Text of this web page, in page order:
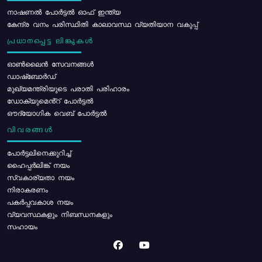
നാഷണൽ പോർട്ടൽ ഓഫ് ഇന്ത്യ
കേന്ദ്ര വനം പരിസ്ഥിതി കാലാവസ്ഥ വ്യതിയാന വകുപ്പ്
പ്രധാനപ്പെട്ട ലിങ്കുകൾ
ഓൺലൈൻ സേവനങ്ങൾ
ഡാഷ്ബോർഡ്
മുഖ്യമന്ത്രിയുടെ പരാതി പരിഹാരം
ഡോക്യുമെൻ്റ് പോർട്ടൽ
ഔദ്യോഗിക വെബ് പോർട്ടൽ
വിവരങ്ങൾ
പോര്‍ട്ടലിനെക്കുറിച്ച്
ഹൈപ്പർലിങ്ക് നയം
സ്വകാര്യതാ നയം
നിരാകരണം
പകർപ്പവകാശ നയം
വ്യവസ്ഥകളും നിബന്ധനകളും
സഹായം